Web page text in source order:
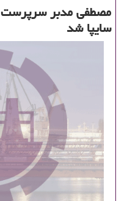
مصطفی مدبر
سایپا شد